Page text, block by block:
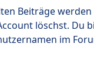
Beiträge
löschst. Du
im